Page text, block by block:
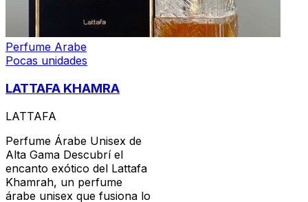
Perfume Arabe
Pocas unidades
LATTAFA KHAMRA
LATTAFA
Perfume Árabe Unisex de
Alta Gama Descubrí el
encanto exótico del Lattafa
Khamrah, un perfume
árabe unisex que fusiona lo